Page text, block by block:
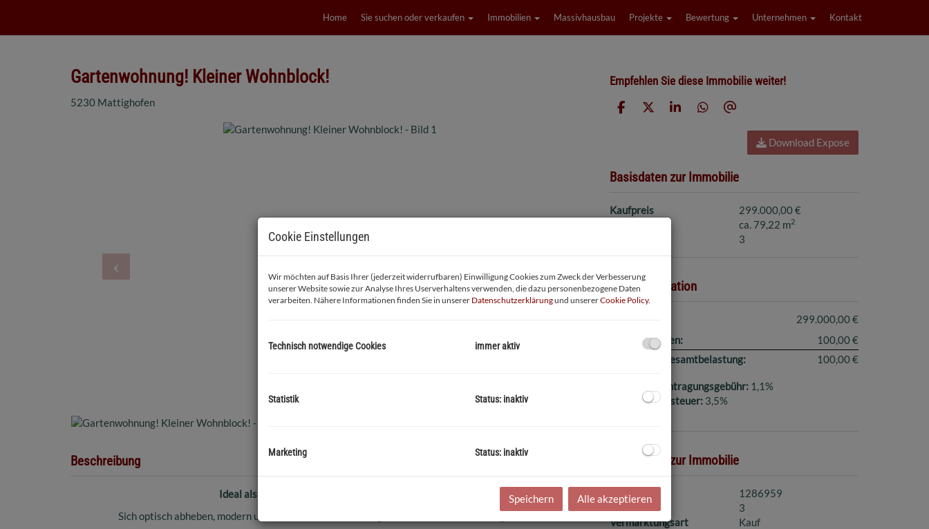
Home Sie suchen oder verkaufen Immobilien Massivhausbau Projekte Bewertung Unternehmen Kontakt
Gartenwohnung! Kleiner Wohnblock!
5230 Mattighofen
Beschreibung
Ideal als Starterwohnung oder auch als Anlage !!!
Sich optisch abheben, modern und hell inmitten von Mattighofen, dass war der Grundgedanke!
Empfehlen Sie diese Immobilie weiter!
Download Expose
Basisdaten zur Immobilie
Kaufpreis
299.000,00 €
ca. 79,22 m2
3
Preisinformation
299.000,00 €
Betriebskosten:
100,00 €
monatliche Gesamtbelastung:
100,00 €
Grundbucheintragungsgebühr: 1,1%
Grunderwerbsteuer: 3,5%
Basisdaten zur Immobilie
Objektnr.
1286959
Zimmer
3
Vermarktungsart
Kauf
Cookie Einstellungen
Wir möchten auf Basis Ihrer (jederzeit widerrufbaren) Einwilligung Cookies zum Zweck der Verbesserung
unserer Website sowie zur Analyse Ihres Userverhaltens verwenden, die dazu personenbezogene Daten
verarbeiten. Nähere Informationen finden Sie in unserer Datenschutzerklärungund unsererCookie Policy.
Technisch notwendige Cookies immer aktiv
Statistik Status: inaktiv
Marketing Status: inaktiv
Speichern Alle akzeptieren